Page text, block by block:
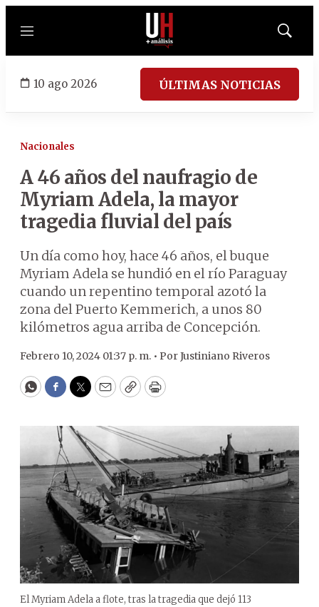
Menú
Mostrar
10 ago 2026 ÚLTIMAS NOTICIAS
Nacionales
A 46 años del naufragio de
Myriam Adela, la mayor
tragedia fluvial del país
Un día como hoy, hace 46 años, el buque
Myriam Adela se hundió en el río Paraguay
cuando un repentino temporal azotó la
zona del Puerto Kemmerich, a unos 80
kilómetros agua arriba de Concepción.
Febrero 10, 2024 01:37 p. m. • PorJustiniano Riveros
WhatsApp
Facebook
Twitter
EmailCopyPrint
El Myriam Adela a flote, tras la tragedia que dejó 113